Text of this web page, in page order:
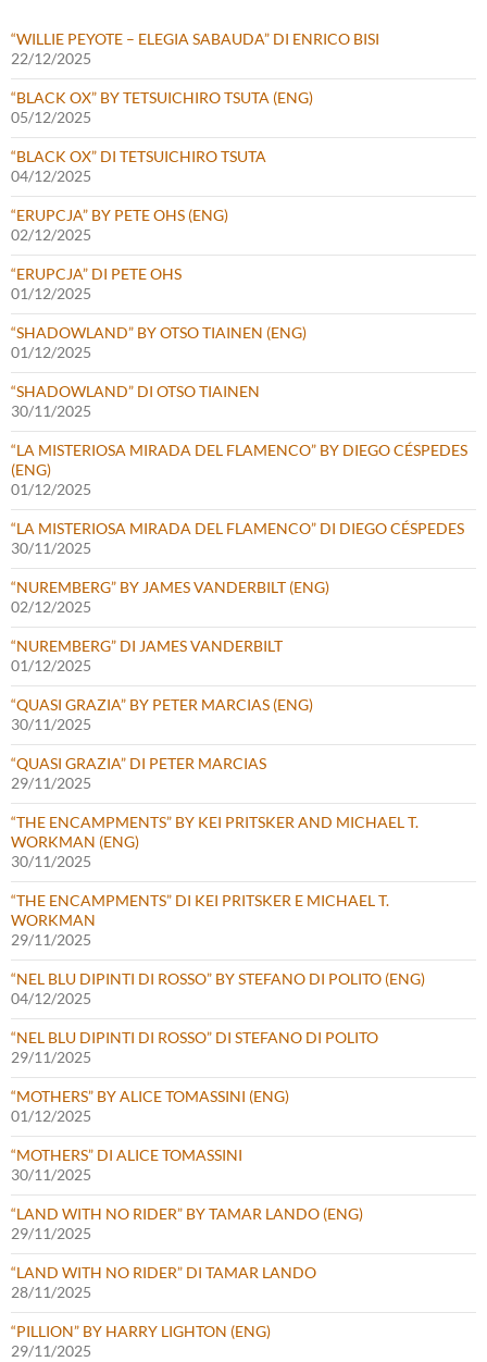
“WILLIE PEYOTE – ELEGIA SABAUDA” DI ENRICO BISI
22/12/2025
“BLACK OX” BY TETSUICHIRO TSUTA (ENG)
05/12/2025
“BLACK OX” DI TETSUICHIRO TSUTA
04/12/2025
“ERUPCJA” BY PETE OHS (ENG)
02/12/2025
“ERUPCJA” DI PETE OHS
01/12/2025
“SHADOWLAND” BY OTSO TIAINEN (ENG)
01/12/2025
“SHADOWLAND” DI OTSO TIAINEN
30/11/2025
“LA MISTERIOSA MIRADA DEL FLAMENCO” BY DIEGO CÉSPEDES
(ENG)
01/12/2025
“LA MISTERIOSA MIRADA DEL FLAMENCO” DI DIEGO CÉSPEDES
30/11/2025
“NUREMBERG” BY JAMES VANDERBILT (ENG)
02/12/2025
“NUREMBERG” DI JAMES VANDERBILT
01/12/2025
“QUASI GRAZIA” BY PETER MARCIAS (ENG)
30/11/2025
“QUASI GRAZIA” DI PETER MARCIAS
29/11/2025
“THE ENCAMPMENTS” BY KEI PRITSKER AND MICHAEL T.
WORKMAN (ENG)
30/11/2025
“THE ENCAMPMENTS” DI KEI PRITSKER E MICHAEL T.
WORKMAN
29/11/2025
“NEL BLU DIPINTI DI ROSSO” BY STEFANO DI POLITO (ENG)
04/12/2025
“NEL BLU DIPINTI DI ROSSO” DI STEFANO DI POLITO
29/11/2025
“MOTHERS” BY ALICE TOMASSINI (ENG)
01/12/2025
“MOTHERS” DI ALICE TOMASSINI
30/11/2025
“LAND WITH NO RIDER” BY TAMAR LANDO (ENG)
29/11/2025
“LAND WITH NO RIDER” DI TAMAR LANDO
28/11/2025
“PILLION” BY HARRY LIGHTON (ENG)
29/11/2025